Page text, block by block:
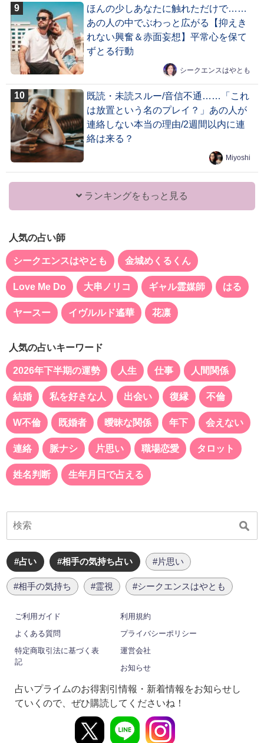
ほんの少しあなたに触れただけで……
あの人の中でぶわっと広がる【抑えき
れない興奮＆赤面妄想】平常心を保て
ずとる行動
シークエンスはやとも
既読・未読スルー/音信不通……「これ
は放置という名のプレイ？」あの人が
連絡しない本当の理由/2週間以内に連
絡は来る？
Miyoshi
ランキングをもっと見る
人気の占い師
シークエンスはやとも 金城めくるくん
Love Me Do 大串ノリコ ギャル霊媒師 はる
ヤースー イヴルルド遙華 花凛
人気の占いキーワード
2026年下半期の運勢 人生 仕事 人間関係
結婚 私を好きな人 出会い 復縁 不倫
W不倫 既婚者 曖昧な関係 年下 会えない
連絡 脈ナシ 片思い 職場恋愛 タロット
姓名判断 生年月日で占える
#占い #相手の気持ち占い #片思い
#相手の気持ち #霊視 #シークエンスはやとも
ご利用ガイド
利用規約
よくある質問
プライバシーポリシー
特定商取引法に基づく表
記
運営会社
お知らせ
占いプライムのお得割引情報・新着情報をお知らせし
ていくので、ぜひ購読してくださいね！